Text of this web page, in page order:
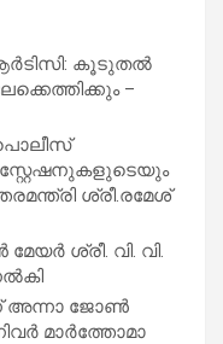
കൂടുതൽ
–
ശ്രീ.രമേശ്
ശ്രീ. വി. വി.
അന്നാ ജോൺ
മാർത്തോമാ